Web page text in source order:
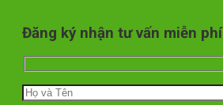
Đăng ký nhận tư vấn miễn phí